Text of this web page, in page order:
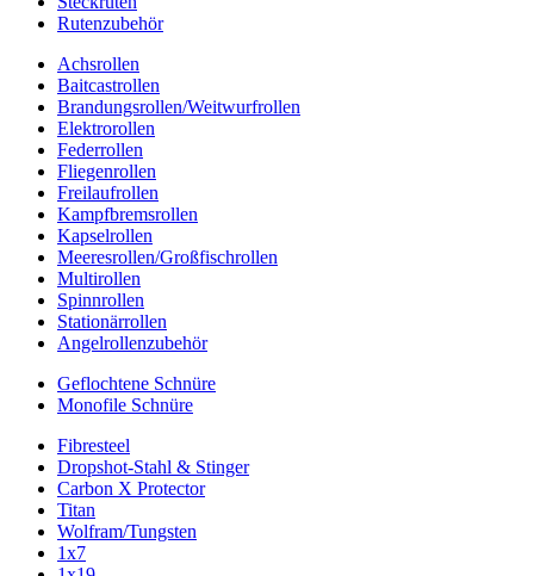
Rutenzubehör
Achsrollen
Baitcastrollen
Brandungsrollen/Weitwurfrollen
Elektrorollen
Federrollen
Fliegenrollen
Freilaufrollen
Kampfbremsrollen
Kapselrollen
Meeresrollen/Großfischrollen
Multirollen
Spinnrollen
Stationärrollen
Angelrollenzubehör
Geflochtene Schnüre
Monofile Schnüre
Fibresteel
Dropshot-Stahl & Stinger
Carbon X Protector
Titan
Wolfram/Tungsten
1x7